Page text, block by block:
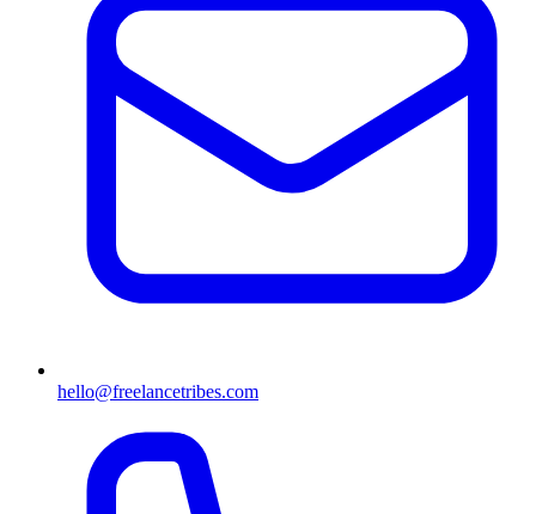
hello@freelancetribes.com